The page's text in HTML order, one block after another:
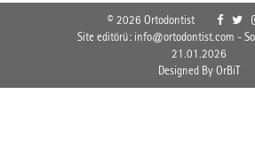
© 2026 Ortodontist
Site editörü: info@ortodontist.com -
21.01.2026
Designed By OrBiT